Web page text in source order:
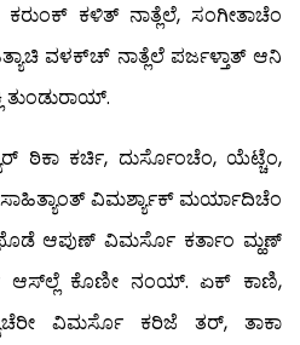
ಕಳಿತ್ ನಾತ್ಲೆಲೆ, ಸಂಗೀತಾಚೆಂ
ವಳಕ್‍ಚ್ ನಾತ್ಲೆಲೆ ಪರ್ಜಳ್ತಾತ್ ಆನಿ
ತುಂಡುರಾಯ್.
ಠಿಕಾ ಕರ್ಚಿ, ದುರ್ಸೊಂಚೆಂ, ಯೆಟ್ಚೆಂ,
ವಿಮರ್ಶ್ಯಾಕ್ ಮರ್ಯಾದಿಚೆಂ
ಆಪುಣ್ ವಿಮರ್ಸೊ ಕರ್ತಾಂ ಮ್ಹಣ್
ಆಸ್‍ಲ್ಲೆ ಕೊಣೀ ನಂಯ್. ಏಕ್ ಕಾಣಿ,
ವಿಮರ್ಸೊ ಕರಿಜೆ ತರ್, ತಾಕಾ